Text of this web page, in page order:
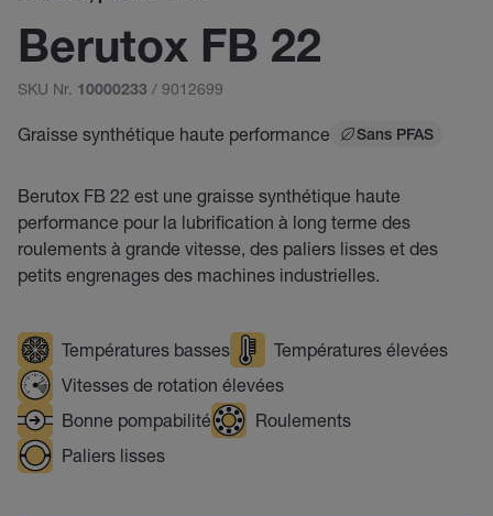
Berutox FB 22
SKU Nr. 10000233 / 9012699
Graisse synthétique haute performance Sans PFAS
Berutox FB 22 est une graisse synthétique haute
performance pour la lubrification à long terme des
roulements à grande vitesse, des paliers lisses et des
petits engrenages des machines industrielles.
Températures basses
Températures élevées
Vitesses de rotation élevées
Bonne pompabilité
Roulements
Paliers lisses